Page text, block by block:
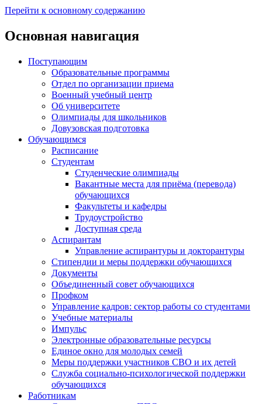
Перейти к основному содержанию
Основная навигация
Поступающим
Образовательные программы
Отдел по организации приема
Военный учебный центр
Об университете
Олимпиады для школьников
Довузовская подготовка
Обучающимся
Расписание
Студентам
Студенческие олимпиады
Вакантные места для приёма (перевода)
обучающихся
Факультеты и кафедры
Трудоустройство
Доступная среда
Аспирантам
Управление аспирантуры и докторантуры
Стипендии и меры поддержки обучающихся
Документы
Объединенный совет обучающихся
Профком
Управление кадров: сектор работы со студентами
Учебные материалы
Импульс
Электронные образовательные ресурсы
Единое окно для молодых семей
Меры поддержки участников СВО и их детей
Служба социально-психологической поддержки
обучающихся
Работникам